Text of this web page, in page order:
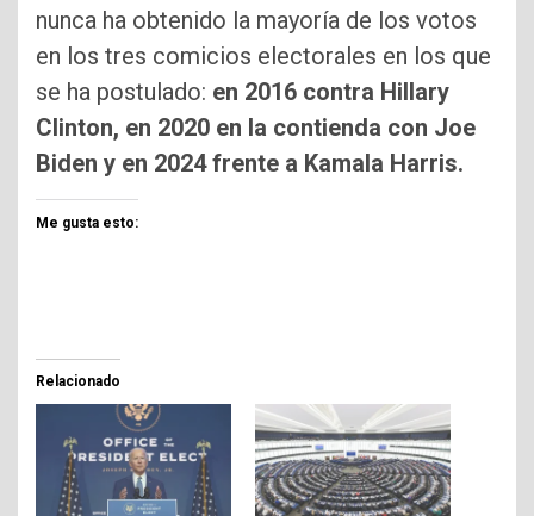
nunca ha obtenido la mayoría de los votos
en los tres comicios electorales en los que
se ha postulado: en 2016 contra Hillary
Clinton, en 2020 en la contienda con Joe
Biden y en 2024 frente a Kamala Harris.
Me gusta esto:
Relacionado